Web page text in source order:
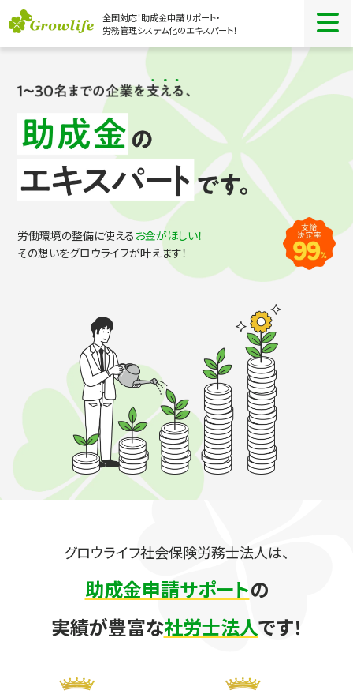
全国対応！助成金申請サポート・
労務管理システム化のエキスパート！
労働環境の整備に使える お金がほしい！
その想いをグロウライフが叶えます！
グロウライフ社会保険労務士法人は、
助成金申請サポートの
実績が豊富な社労士法人です！